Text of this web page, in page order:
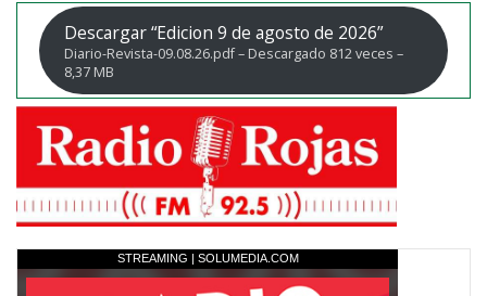
Descargar “Edicion 9 de agosto de 2026”
Diario-Revista-09.08.26.pdf – Descargado 812 veces –
8,37 MB